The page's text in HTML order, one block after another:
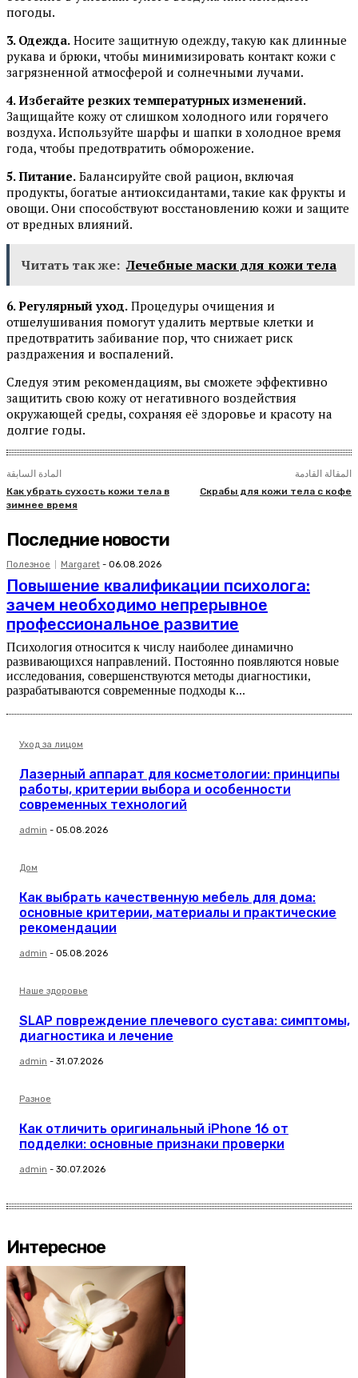
погоды.
3. Одежда. Носите защитную одежду, такую как длинные
рукава и брюки, чтобы минимизировать контакт кожи с
загрязненной атмосферой и солнечными лучами.
4. Избегайте резких температурных изменений.
Защищайте кожу от слишком холодного или горячего
воздуха. Используйте шарфы и шапки в холодное время
года, чтобы предотвратить обморожение.
5. Питание. Балансируйте свой рацион, включая
продукты, богатые антиоксидантами, такие как фрукты и
овощи. Они способствуют восстановлению кожи и защите
от вредных влияний.
Читать так же: Лечебные маски для кожи тела
6. Регулярный уход. Процедуры очищения и
отшелушивания помогут удалить мертвые клетки и
предотвратить забивание пор, что снижает риск
раздражения и воспалений.
Следуя этим рекомендациям, вы сможете эффективно
защитить свою кожу от негативного воздействия
окружающей среды, сохраняя её здоровье и красоту на
долгие годы.
المادة السابقة
Как убрать сухость кожи тела в
зимнее время
المقالة القادمة
Скрабы для кожи тела с кофе
Последние новости
Полезное Margaret - 06.08.2026
Повышение квалификации психолога:
зачем необходимо непрерывное
профессиональное развитие
Психология относится к числу наиболее динамично
развивающихся направлений. Постоянно появляются новые
исследования, совершенствуются методы диагностики,
разрабатываются современные подходы к...
Уход за лицом
Лазерный аппарат для косметологии: принципы
работы, критерии выбора и особенности
современных технологий
admin - 05.08.2026
Дом
Как выбрать качественную мебель для дома:
основные критерии, материалы и практические
рекомендации
admin - 05.08.2026
Наше здоровье
SLAP повреждение плечевого сустава: симптомы,
диагностика и лечение
admin - 31.07.2026
Разное
Как отличить оригинальный iPhone 16 от
подделки: основные признаки проверки
admin - 30.07.2026
Интересное